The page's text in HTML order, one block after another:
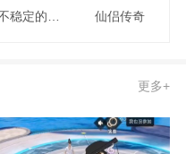
仙侣传奇
更多+